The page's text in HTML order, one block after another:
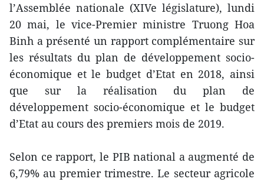
l’Assemblée nationale (XIVe législature), lundi
20 mai, le vice-Premier ministre Truong Hoa
Binh a présenté un rapport complémentaire sur
les résultats du plan de développement socio-
économique et le budget d’Etat en 2018, ainsi
que sur la réalisation du plan de
développement socio-économique et le budget
d’Etat au cours des premiers mois de 2019.
Selon ce rapport, le PIB national a augmenté de
6,79% au premier trimestre. Le secteur agricole